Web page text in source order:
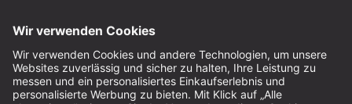
Impressum
AGB